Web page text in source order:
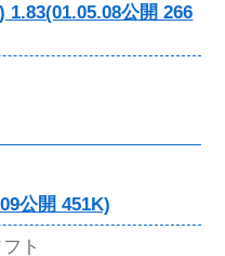
公開 266
公開 451K)
ト